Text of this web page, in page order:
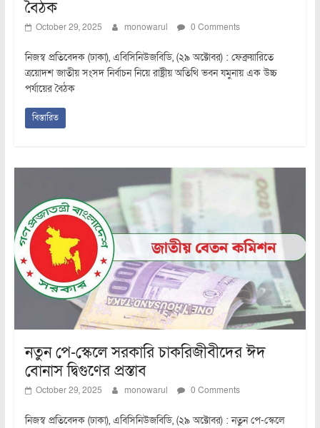
বৈঠক
October 29, 2025 monowarul 0 Comments
নিজস্ব প্রতিবেদক (ঢাকা), এবিসিনিউজবিডি, (২৯ অক্টোবর) : ফেব্রুয়ারিতে
ত্রয়োদশ জাতীয় সংসদ নির্বাচন নিয়ে রাষ্ট্রীয় অতিথি ভবন যমুনায় এক উচ্চ
পর্যায়ের বৈঠক
বিস্তারিত
নতুন পে-স্কেলে সরকারি চাকরিজীবীদের ঈদ
বোনাস দ্বিগুণের প্রস্তাব
October 29, 2025 monowarul 0 Comments
নিজস্ব প্রতিবেদক (ঢাকা), এবিসিনিউজবিডি, (২৯ অক্টোবর) : নতুন পে-স্কেলে